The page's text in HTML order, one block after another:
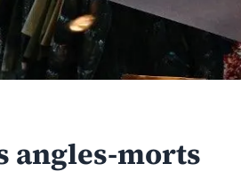
angles-morts